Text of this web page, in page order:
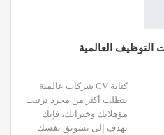
كتابة CV شركات عالمية
يتطلب أكثر من مجرد ترتيب
مؤهلاتك وخبراتك، فإنك
تهدف إلى تسويق نفسك